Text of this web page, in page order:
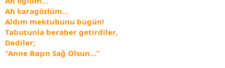
Ah karagözlüm…
Aldım mektubunu bugün!
Tabutunla beraber getirdiler,
Dediler;
“Anne Başın Sağ Olsun…”